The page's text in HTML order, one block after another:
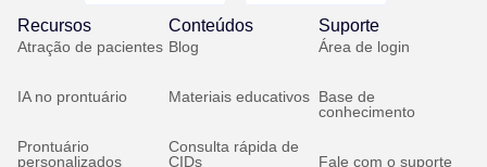
Recursos
Atração de pacientes
IA no prontuário
Prontuário
personalizados
Conteúdos
Blog
Materiais educativos
Consulta rápida de
CIDs
Suporte
Área de login
Base de
conhecimento
Fale com o suporte